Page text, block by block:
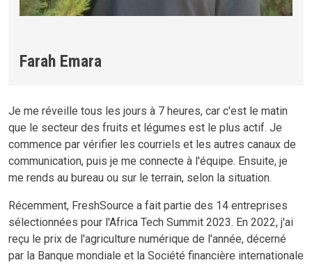
Farah Emara
Je me réveille tous les jours à 7 heures, car c'est le matin
que le secteur des fruits et légumes est le plus actif. Je
commence par vérifier les courriels et les autres canaux de
communication, puis je me connecte à l'équipe. Ensuite, je
me rends au bureau ou sur le terrain, selon la situation.
Récemment, FreshSource a fait partie des 14 entreprises
sélectionnées pour l'Africa Tech Summit 2023. En 2022, j'ai
reçu le prix de l'agriculture numérique de l'année, décerné
par la Banque mondiale et la Société financière internationale